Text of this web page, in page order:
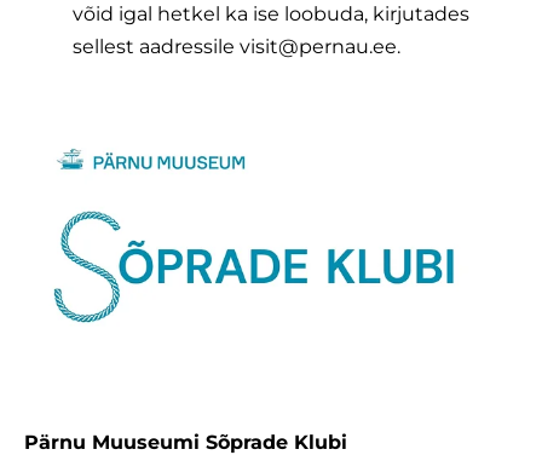
võid igal hetkel ka ise loobuda, kirjutades
sellest aadressile visit@pernau.ee.
Pärnu Muuseumi Sõprade Klubi